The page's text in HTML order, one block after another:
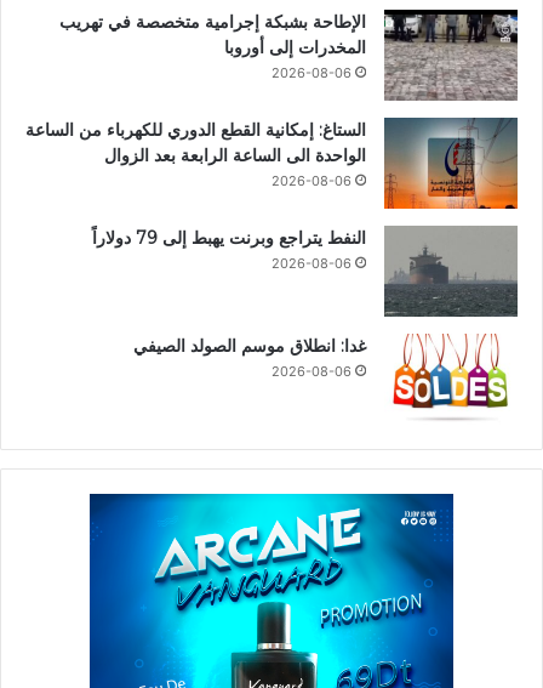
الإطاحة بشبكة إجرامية متخصصة في تهريب
المخدرات إلى أوروبا
2026-08-06
الستاغ: إمكانية القطع الدوري للكهرباء من الساعة
الواحدة الى الساعة الرابعة بعد الزوال
2026-08-06
النفط يتراجع وبرنت يهبط إلى 79 دولاراً
2026-08-06
غدا: انطلاق موسم الصولد الصيفي
2026-08-06